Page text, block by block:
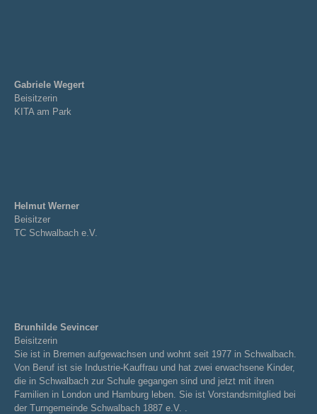
Gabriele Wegert
Beisitzerin
KITA am Park
Helmut Werner
Beisitzer
TC Schwalbach e.V.
Brunhilde Sevincer
Beisitzerin
Sie ist in Bremen aufgewachsen und wohnt seit 1977 in Schwalbach.
Von Beruf ist sie Industrie-Kauffrau und hat zwei erwachsene Kinder,
die in Schwalbach zur Schule gegangen sind und jetzt mit ihren
Familien in London und Hamburg leben. Sie ist Vorstandsmitglied bei
der Turngemeinde Schwalbach 1887 e.V. .